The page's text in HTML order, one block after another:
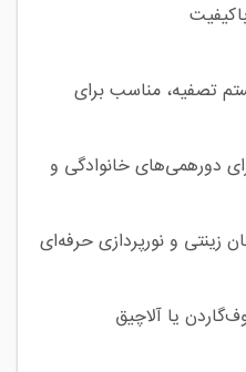
تصفیه، مناسب برای
دورهمی‌های خانوادگی و
زینتی و نورپردازی حرفه‌ای
یا آلاچیق